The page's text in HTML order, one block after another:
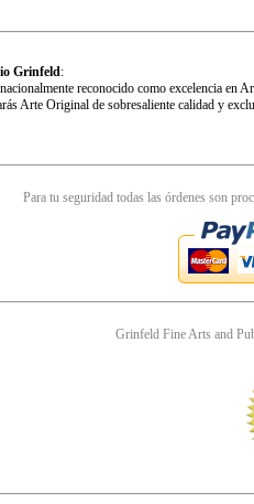
Grinfeld:
reconocido como excelencia en
Arte Original de sobresaliente calidad y
Para tu seguridad todas las órdenes son
Grinfeld Fine Arts and